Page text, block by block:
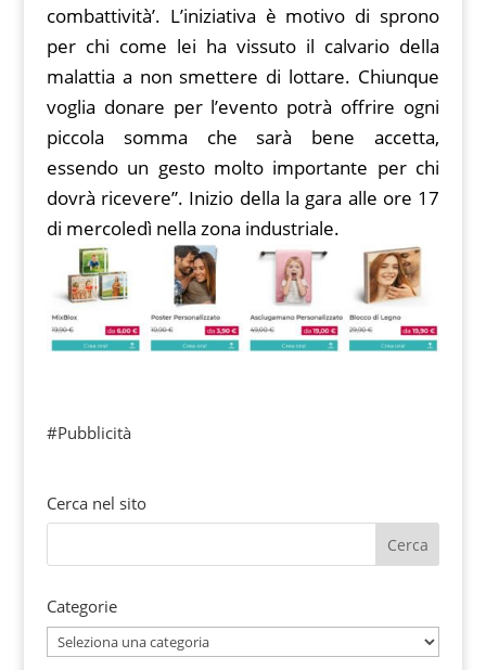
combattività’. L’iniziativa è motivo di sprono
per chi come lei ha vissuto il calvario della
malattia a non smettere di lottare. Chiunque
voglia donare per l’evento potrà offrire ogni
piccola somma che sarà bene accetta,
essendo un gesto molto importante per chi
dovrà ricevere”. Inizio della la gara alle ore 17
di mercoledì nella zona industriale.
#Pubblicità
Cerca nel sito
Categorie
Categorie